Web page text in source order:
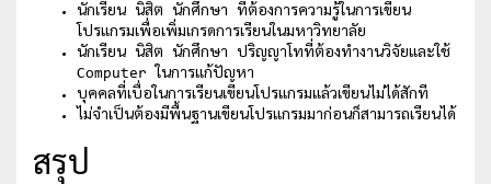
นักเรียน นิสิต นักศึกษา ที่ต้องการความรู้ในการเขียน
โปรแกรมเพื่อเพิ่มเกรดการเรียนในมหาวิทยาลัย
นักเรียน นิสิต นักศึกษา ปริญญาโทที่ต้องทำงานวิจัยและใช้
Computer ในการแก้ปัญหา
บุคคลที่เบื่อในการเรียนเขียนโปรแกรมแล้วเขียนไม่ได้สักที
ไม่จำเป็นต้องมีพื้นฐานเขียนโปรแกรมมาก่อนก็สามารถเรียนได้
สรุป